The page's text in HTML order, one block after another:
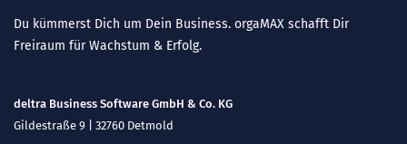
Du kümmerst Dich um Dein Business. orgaMAX schafft Dir
Freiraum für Wachstum & Erfolg.
deltra Business Software GmbH & Co. KG
Gildestraße 9 | 32760 Detmold